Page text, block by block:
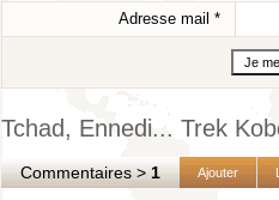
Adresse mail *
Tchad, Ennedi... Trek
Commentaires >1 Ajouter